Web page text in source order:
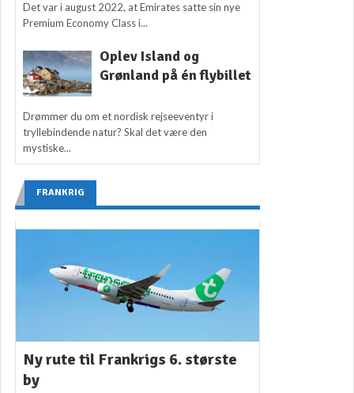
Det var i august 2022, at Emirates satte sin nye
Premium Economy Class i...
Oplev Island og
Grønland på én flybillet
Drømmer du om et nordisk rejseeventyr i
tryllebindende natur? Skal det være den
mystiske...
FRANKRIG
Ny rute til Frankrigs 6. største
by